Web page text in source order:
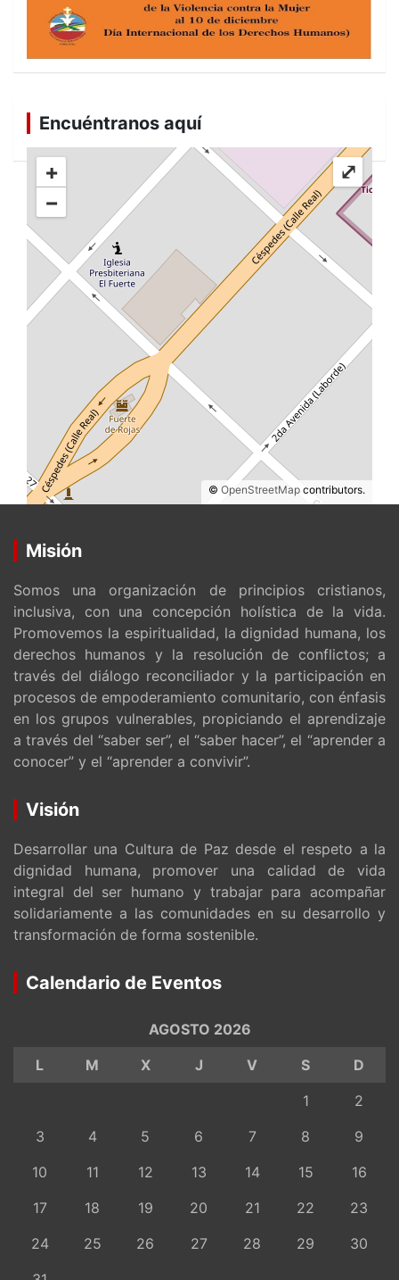
Encuéntranos aquí
+
−
© OpenStreetMap contributors.
⤢
Misión
Somos una organización de principios cristianos,
inclusiva, con una concepción holística de la vida.
Promovemos la espiritualidad, la dignidad humana, los
derechos humanos y la resolución de conflictos; a
través del diálogo reconciliador y la participación en
procesos de empoderamiento comunitario, con énfasis
en los grupos vulnerables, propiciando el aprendizaje
a través del “saber ser”, el “saber hacer”, el “aprender a
conocer” y el “aprender a convivir”.
Visión
Desarrollar una Cultura de Paz desde el respeto a la
dignidad humana, promover una calidad de vida
integral del ser humano y trabajar para acompañar
solidariamente a las comunidades en su desarrollo y
transformación de forma sostenible.
Calendario de Eventos
AGOSTO 2026
L
M X J V S
D
1
2
3
4 5 6 7 8
9
10
11 12 13 14 15
16
17
18 19 20 21 22
23
24
25 26 27 28 29
30